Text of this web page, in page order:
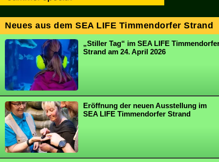
Neues aus dem SEA LIFE Timmendorfer Strand
„Stiller Tag“ im SEA LIFE
Strand am 24. April 2026
Eröffnung der neuen Ausstellung im
SEA LIFE Timmendorfer Strand